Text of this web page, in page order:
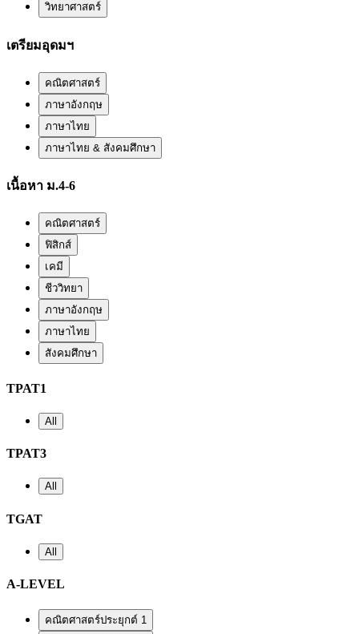
วิทยาศาสตร์
เตรียมอุดมฯ
คณิตศาสตร์
ภาษาอังกฤษ
ภาษาไทย
ภาษาไทย & สังคมศึกษา
เนื้อหา ม.4-6
คณิตศาสตร์
ฟิสิกส์
เคมี
ชีววิทยา
ภาษาอังกฤษ
ภาษาไทย
สังคมศึกษา
TPAT1
All
TPAT3
All
TGAT
All
A-LEVEL
คณิตศาสตร์ประยุกต์ 1